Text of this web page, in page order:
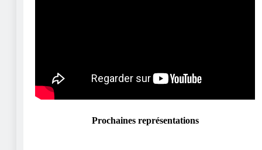
Prochaines représentations